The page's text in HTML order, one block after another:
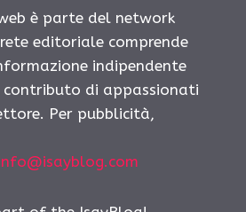
è parte del network
editoriale comprende
indipendente
contributo di appassionati
Per pubblicità,